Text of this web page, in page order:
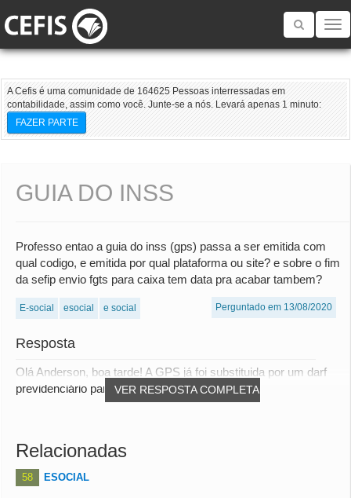
Toggle
A Cefis é uma comunidade de 164625 Pessoas interressadas em
contabilidade, assim como você. Junte-se a nós. Levará apenas 1 minuto:
FAZER PARTE
GUIA DO INSS
Professo entao a guia do inss (gps) passa a ser emitida com
qual codigo, e emitida por qual plataforma ou site? e sobre o fim
da sefip envio fgts para caixa tem data pra acabar tambem?
E-social esocial e social Perguntado em 13/08/2020
Resposta
VER RESPOSTA COMPLETA
Olá Anderson, boa tarde! A GPS já foi substituida por um darf
previdenciário para as empresa dos gru...
Relacionadas
58 ESOCIAL